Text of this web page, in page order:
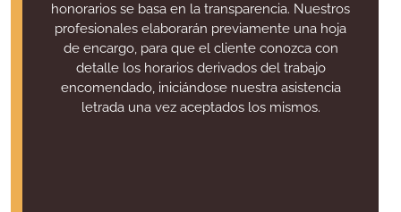
honorarios se basa en la transparencia. Nuestros
profesionales elaborarán previamente una hoja
de encargo, para que el cliente conozca con
detalle los horarios derivados del trabajo
encomendado, iniciándose nuestra asistencia
letrada una vez aceptados los mismos.